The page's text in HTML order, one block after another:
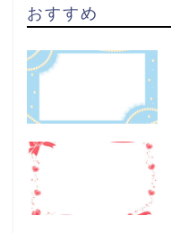
おすすめ